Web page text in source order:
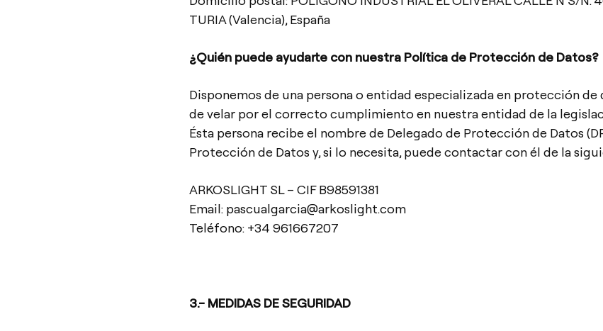
TURIA (Valencia), España
¿Quién puede ayudarte con nuestra Política de Protección de Datos?
Disponemos de una persona o entidad especializada en protección de
de velar por el correcto cumplimiento en nuestra entidad de la
Ésta persona recibe el nombre de Delegado de Protección de Datos
Protección de Datos y, si lo necesita, puede contactar con él de la
ARKOSLIGHT SL – CIF B98591381
Email: pascualgarcia@arkoslight.com
Teléfono: +34 961667207
3.- MEDIDAS DE SEGURIDAD